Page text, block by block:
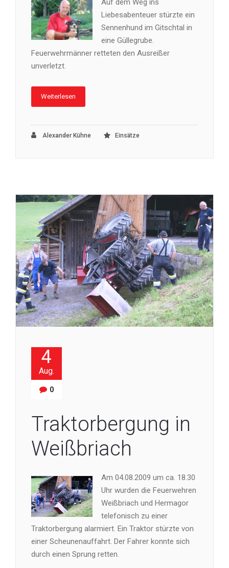
Auf dem Weg ins
Liebesabenteuer stürzte ein
Sennenhund im Gitschtal in
eine Güllegrube.
Feuerwehrmänner retteten den Ausreißer
unverletzt.
Weiterlesen
Alexander Kühne Einsätze
4
Aug.
0
Traktorbergung in
Weißbriach
Am 04.08.2009 um ca. 18.30
Uhr wurden die Feuerwehren
Weißbriach und Hermagor
telefonisch zu einer
Traktorbergung alarmiert. Ein Traktor stürzte von
einer Scheunenauffahrt. Der Fahrer konnte sich
durch einen Sprung retten.